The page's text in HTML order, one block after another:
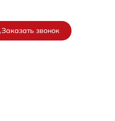
Заказать звонок